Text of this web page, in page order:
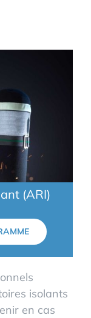
(ARI)
isolants
en cas